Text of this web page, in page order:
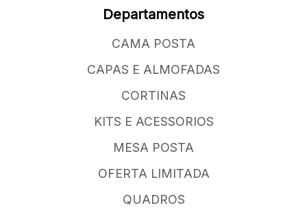
Departamentos
CAMA POSTA
CAPAS E ALMOFADAS
CORTINAS
KITS E ACESSORIOS
MESA POSTA
OFERTA LIMITADA
QUADROS